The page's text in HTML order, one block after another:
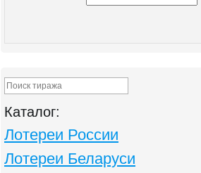
Каталог:
Лотереи России
Лотереи Беларуси